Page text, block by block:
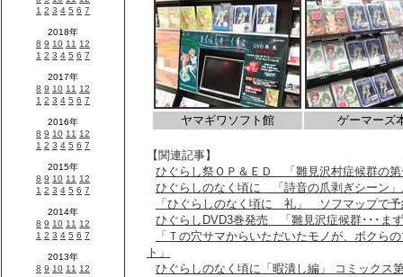
ヤマギワソフト館 ゲーマーズ
【関連記事】
ひぐらし祭ＯＰ＆ＥＤ 「雛見沢村症候群の第
ひぐらしのなく頃に 「詩音の爪剥ぎシーン」
「ひぐらしのなく頃に 礼」 ソフマップで予
ひぐらしDVD3巻発売 「雛見沢症候群･･･ま
「Ｔの穴サマからいただいたモノが、ボクら
ト」
ひぐらしのなく頃に「暇潰し編」 コミックス